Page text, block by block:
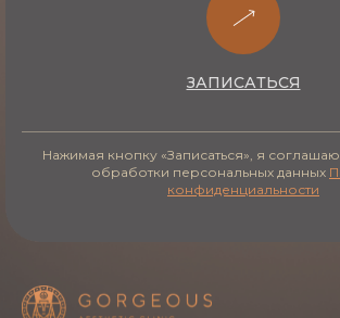
поэтому точную цену врач
осмотра и консультации. Чтобы
(Volnewmer) в Алматы можно у
ЗАПИСАТЬСЯ
Нажимая кнопку «Записаться», я
обработки персональных данных
конфиденциальности